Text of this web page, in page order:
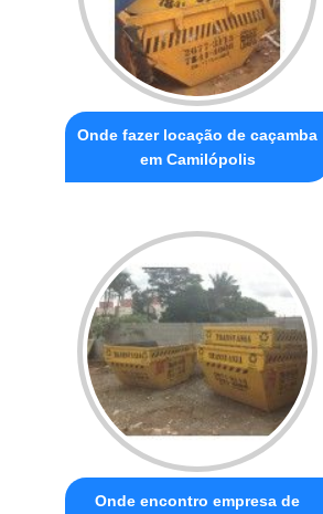
Onde fazer locação de caçamba
em Camilópolis
Onde encontro empresa de